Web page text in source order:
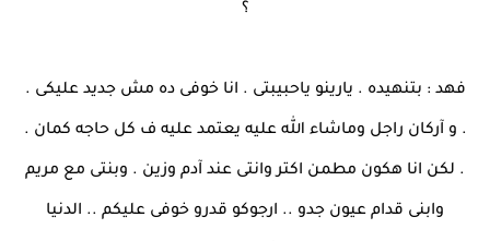
؟
فهد : بتنهيده . يارينو ياحبيبتى . انا خوفى ده مش جديد عليكى .
. و آركان راجل وماشاء الله عليه يعتمد عليه ف كل حاجه كمان .
. لكن انا هكون مطمن اكتر وانتى عند آدم وزين . وبنتى مع مريم
وابنى قدام عيون جدو .. ارجوكو قدرو خوفى عليكم .. الدنيا